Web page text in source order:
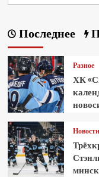
Последнее
Разное
ХК